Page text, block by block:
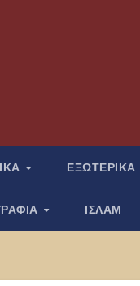
ΕΞΩΤΕΡΙΚΑ
ΙΣΛΑΜ